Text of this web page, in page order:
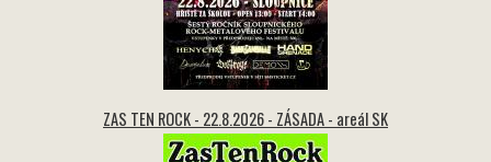
ZAS TEN ROCK - 22.8.2026 - ZÁSADA - areál SK